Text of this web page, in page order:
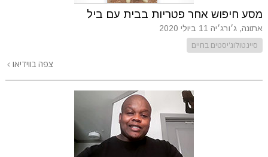
מסע חיפוש אחר פטריות בבית עם ביל
אתונה, ג׳ורג׳יה 11 ביולי 2020
סיינטולוג'יסטים בחיים
צפה בווידיאו